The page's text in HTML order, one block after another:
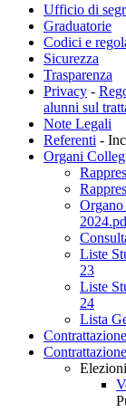
Ufficio di
Graduatorie
Codici e
Sicurezza
Trasparenza
Privacy -
alunni sul
Note Legali
Referenti -
Organi
Liste
23
Liste
24
Lista